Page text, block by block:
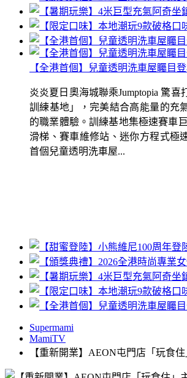
【全港首個】兒童透明洗車屋矚目
炎炎夏日奧海城聯乘Jumptopia 驚喜
訓練基地」，完美結合高能量的充
的職業體驗。訓練基地集極速賽車
滑梯、賽車維修站、迷你方程式極
首個兒童透明洗車屋...
Supermami
MamiTV
【重新開業】AEON屯門店「玩食